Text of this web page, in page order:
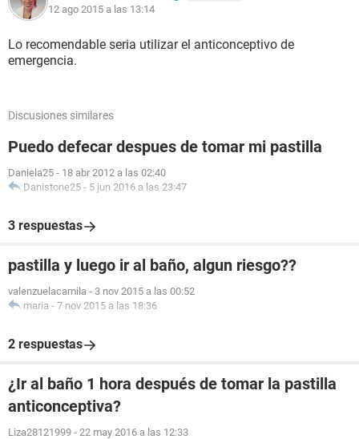
12 ago 2015 a las 13:14
Lo recomendable seria utilizar el anticonceptivo de
emergencia.
Discusiones similares
Puedo defecar despues de tomar mi pastilla
Daniela25 - 18 abr 2012 a las 02:40
Danistone25 - 5 jun 2016 a las 23:47
3 respuestas
pastilla y luego ir al baño, algun riesgo??
valenzuelacamila - 3 nov 2015 a las 00:52
maria - 7 nov 2015 a las 18:36
2 respuestas
¿Ir al baño 1 hora después de tomar la pastilla
anticonceptiva?
Liza28121999 - 22 may 2016 a las 12:33